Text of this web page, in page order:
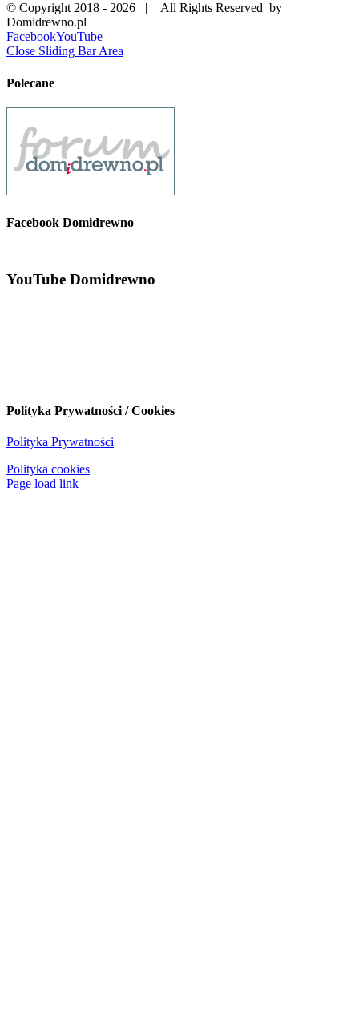
© Copyright 2018 - 2026 | All Rights Reserved by
Domidrewno.pl
FacebookYouTube
Close Sliding Bar Area
Polecane
Facebook Domidrewno
YouTube Domidrewno
Polityka Prywatności / Cookies
Polityka Prywatności
Polityka cookies
Page load link